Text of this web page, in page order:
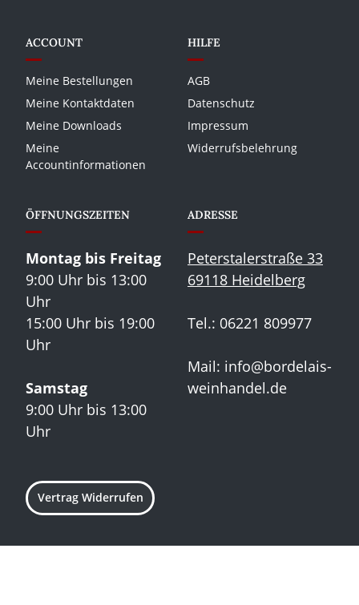
ACCOUNT
Meine Bestellungen
Meine Kontaktdaten
Meine Downloads
Meine
Accountinformationen
HILFE
AGB
Datenschutz
Impressum
Widerrufsbelehrung
ÖFFNUNGSZEITEN
Montag bis Freitag
9:00 Uhr bis 13:00
Uhr
15:00 Uhr bis 19:00
Uhr
Samstag
9:00 Uhr bis 13:00
Uhr
ADRESSE
Peterstalerstraße 33
69118 Heidelberg
Tel.: 06221 809977
Mail: info@bordelais-
weinhandel.de
Vertrag Widerrufen